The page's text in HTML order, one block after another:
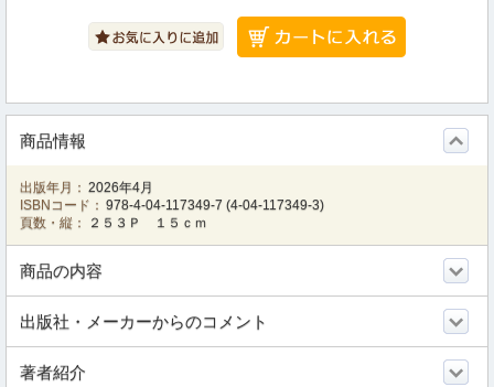
商品情報
出版年月： 2026年4月
ISBNコード： 978-4-04-117349-7 (4-04-117349-3)
頁数・縦：
２５３Ｐ １５ｃｍ
商品の内容
出版社・メーカーからのコメント
著者紹介